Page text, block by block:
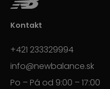
Kontakt
+421 233329994
info@newbalance.sk
Po – Pá od 9:00 – 17:00